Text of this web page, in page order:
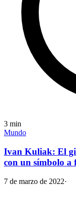
3 min
Mundo
Ivan Kuliak: El
con un símbolo a
7 de marzo de 2022·